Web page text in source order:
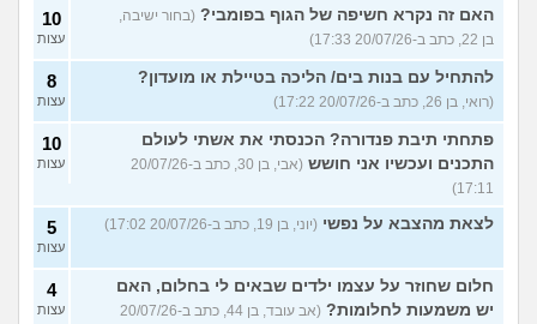
האם זה נקרא חשיפה של הגוף בפומבי? (בחור ישיבה,
בן 22, כתב ב-20/07/26 17:33)
10
עצות
להתחיל עם בנות בים/ הליכה בטיילת או מועדון?
(רואי, בן 26, כתב ב-20/07/26 17:22)
8
עצות
פתחתי תיבת פנדורה? הכנסתי את אשתי לעולם
התכנים ועכשיו אני חושש
(אבי, בן 30, כתב ב-20/07/26
17:11)
10
עצות
לצאת מהצבא על נפשי (יוני, בן 19, כתב ב-20/07/26 17:02) 5
עצות
חלום שחוזר על עצמו ילדים שבאים לי בחלום, האם
יש משמעות לחלומות?
(אב עובד, בן 44, כתב ב-20/07/26
4
עצות